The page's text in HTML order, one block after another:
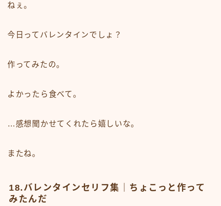
ねぇ。
今日ってバレンタインでしょ？
作ってみたの。
よかったら食べて。
…感想聞かせてくれたら嬉しいな。
またね。
18.バレンタインセリフ集｜ちょこっと作って
みたんだ